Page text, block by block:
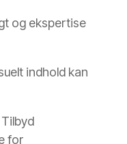
og ekspertise
indhold kan
Tilbyd
for